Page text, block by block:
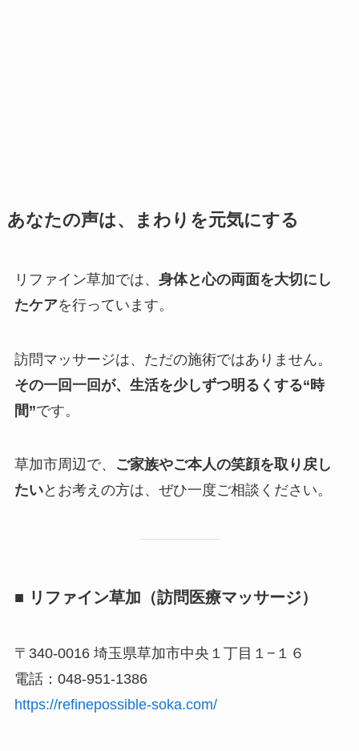
あなたの声は、まわりを元気にする
リファイン草加では、 身体と心の両面を大切にし
たケアを行っています。
訪問マッサージは、ただの施術ではありません。
その一回一回が、生活を少しずつ明るくする“時
間”です。
草加市周辺で、
ご家族やご本人の笑顔を取り戻し
たいとお考えの方は、ぜひ一度ご相談ください。
■ リファイン草加（訪問医療マッサージ）
〒340-0016 埼玉県草加市中央１丁目１−１６
電話：048-951-1386
https://refinepossible-soka.com/